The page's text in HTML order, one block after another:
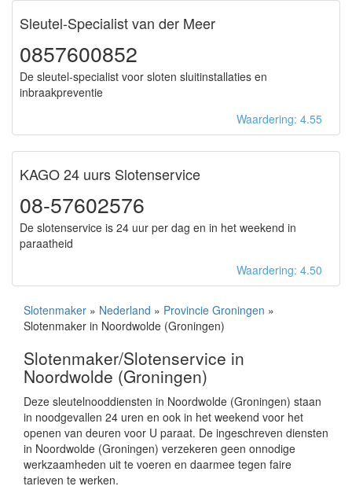
Sleutel-Specialist van der Meer
0857600852
De sleutel-specialist voor sloten sluitinstallaties en
inbraakpreventie
Waardering: 4.55
KAGO 24 uurs Slotenservice
08-57602576
De slotenservice is 24 uur per dag en in het weekend in
paraatheid
Waardering: 4.50
Slotenmaker » Nederland » Provincie Groningen »
Slotenmaker in Noordwolde (Groningen)
Slotenmaker/Slotenservice in
Noordwolde (Groningen)
Deze sleutelnooddiensten in Noordwolde (Groningen) staan
in noodgevallen 24 uren en ook in het weekend voor het
openen van deuren voor U paraat. De ingeschreven diensten
in Noordwolde (Groningen) verzekeren geen onnodige
werkzaamheden uit te voeren en daarmee tegen faire
tarieven te werken.